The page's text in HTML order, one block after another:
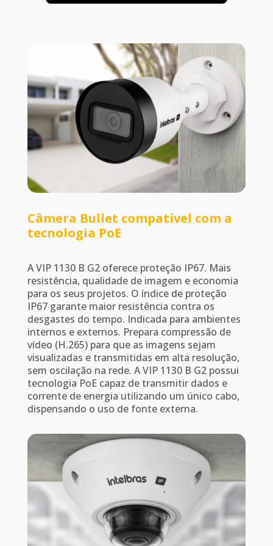
Câmera Bullet compatível com a
tecnologia PoE
A VIP 1130 B G2 oferece proteção IP67. Mais
resistência, qualidade de imagem e economia
para os seus projetos. O índice de proteção
IP67 garante maior resistência contra os
desgastes do tempo. Indicada para ambientes
internos e externos. Prepara compressão de
vídeo (H.265) para que as imagens sejam
visualizadas e transmitidas em alta resolução,
sem oscilação na rede. A VIP 1130 B G2 possui
tecnologia PoE capaz de transmitir dados e
corrente de energia utilizando um único cabo,
dispensando o uso de fonte externa.